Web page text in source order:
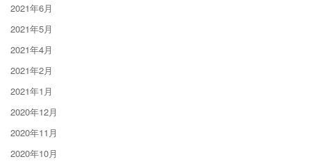
2021年6月
2021年5月
2021年4月
2021年2月
2021年1月
2020年12月
2020年11月
2020年10月